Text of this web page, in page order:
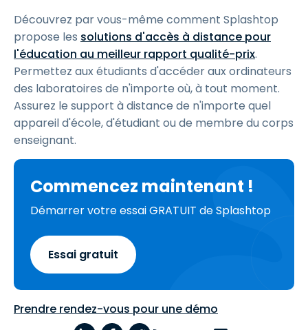
Découvrez par vous-même comment Splashtop
propose les solutions d'accès à distance pour
l'éducation au meilleur rapport qualité-prix.
Permettez aux étudiants d'accéder aux ordinateurs
des laboratoires de n'importe où, à tout moment.
Assurez le support à distance de n'importe quel
appareil d'école, d'étudiant ou de membre du corps
enseignant.
Commencez maintenant !
Démarrer votre essai GRATUIT de Splashtop
Essai gratuit
Prendre rendez-vous pour une démo